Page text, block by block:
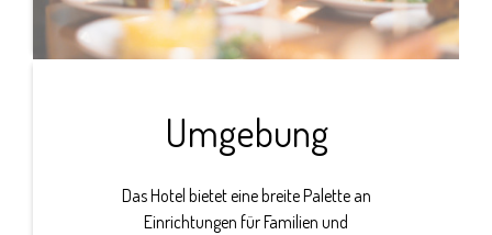
Umgebung
Das Hotel bietet eine breite Palette an
Einrichtungen für Familien und